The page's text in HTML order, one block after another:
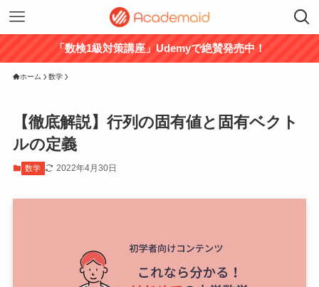
「数検1級対策講座」Udemyで絶賛発売中！
ホーム 数学
【徹底解説】行列の固有値と固有ベクト
ルの定義
数学 2022年4月30日